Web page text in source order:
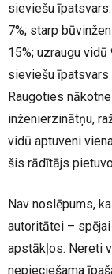
sieviešu
7%; starp
15%; uzraugu
sieviešu īpatsvars
Raugoties
inženierzinātņu,
vidū aptuveni
šis rādītājs
Nav noslēpums,
autoritātei –
apstākļos. Nereti
nepieciešama